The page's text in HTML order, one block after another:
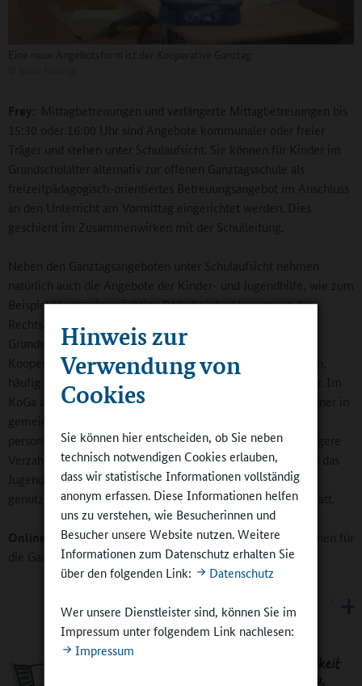
Hinweis zur
Verwendung von
Cookies
Sie können hier entscheiden, ob Sie neben
technisch notwendigen Cookies erlauben,
dass wir statistische Informationen vollständig
anonym erfassen. Diese Informationen helfen
uns zu verstehen, wie Besucherinnen und
Besucher unsere Website nutzen. Weitere
Informationen zum Datenschutz erhalten Sie
über den folgenden Link:
Datenschutz
Wer unsere Dienstleister sind, können Sie im
Impressum unter folgendem Link nachlesen:
Impressum
Frey:
Mittagbetreuungen und verlängerte Mittagbetreuungen bis
15:30 oder 16:00 Uhr sind Angebote kommunaler oder freier
Träger und stehen unter Schulaufsicht. Sie können für Kinder im
Grundschulalter alternativ zur offenen Ganztagsschule als
freizeitpädagogisch-orientiertes Betreuungsangebot im Anschluss
an den Unterricht am Vormittag eingerichtet werden. Dies
geschieht im Zusammenwirken mit der Schulleitung.
Neben den Ganztagsangeboten unter Schulaufsicht nehmen
natürlich auch die Angebote der Kinder- und Jugendhilfe, wie zum
Beispiel Horte, eine wichtige Rolle bei der Umsetzung des
Rechtsanspruchs auf einen Ganztagsplatz für Kinder im
Grundschulalter ein. Eine neu entwickelte Angebotsform in
Kooperation beider Systeme stellen die Kombieinrichtungen,
häufig auch als Kooperativer Ganztag (KoGa) bezeichnet, dar. Im
KoGa arbeiten die Schule und ein Ganztagskooperationspartner in
gemeinsamer Verantwortung konzeptionell, räumlich und
personell eng zusammen. Das übergeordnete Ziel ist die engere
Verzahnung von Schule und Jugendhilfe. Der Unterricht und das
Jugendhilfeangebot finden hierbei in einem gemeinsam
genutzten Gebäude, einem sogenannten Bildungscampus statt.
Online-Redaktion: Welche Rolle spielen die Bildungsregionen für
die Ganztagsschulentwicklung?